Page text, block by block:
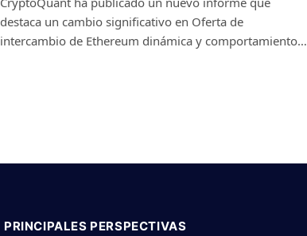
destaca un cambio significativo en Oferta de
intercambio de Ethereum dinámica y comportamiento…
PRINCIPALES PERSPECTIVAS